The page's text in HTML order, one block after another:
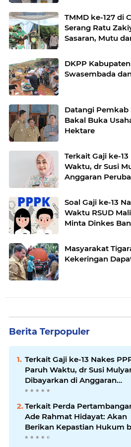
TMMD ke-127 di
Serang Ratu
Sasaran, Mutu
DKPP
Swasembada
Datangi Pemkab
Bakal Buka
Hektare
Terkait Gaji ke-
Waktu, dr Susi
Anggaran
Soal Gaji ke-13
Waktu RSUD
Minta Dinkes
Masyarakat
Kekeringan
Berita Terpopuler
Terkait Gaji ke-13 Nakes
Paruh Waktu, dr Susi
Dibayarkan di Anggaran
Perubahan
Terkait Perda
Ade Rahmat Hidayat: Akan
Berikan Kepastian Hukum
Masyarakat dan Pelaku